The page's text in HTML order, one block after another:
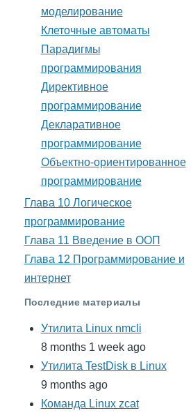
моделирование
Клеточные автоматы
Парадигмы
программирования
Директивное
программирование
Декларативное
программирование
Объектно-ориентированное
программирование
Глава 10 Логическое
программирование
Глава 11 Введение в ООП
Глава 12 Программирование и
интернет
Последние материалы
Утилита Linux nmcli
8 months 1 week ago
Утилита TestDisk в Linux
9 months ago
Команда Linux zcat